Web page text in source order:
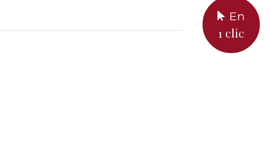
En
1 clic